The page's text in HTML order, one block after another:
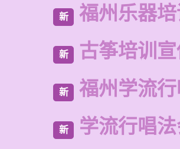
新 福州乐器
新 古筝培训
新 福州学流
新 学流行唱